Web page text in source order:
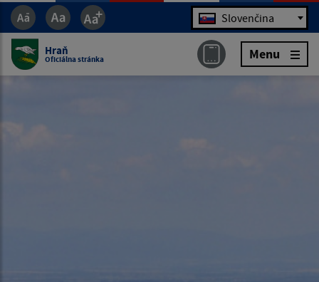
Jazyk Slovenčina
Hraň
Oficiálna stránka Menu